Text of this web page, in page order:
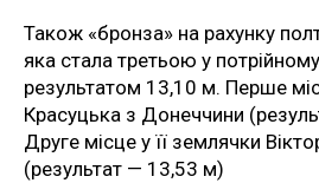
Також «бронза» на рахунку
яка стала третьою у
результатом 13,10 м. Перше
Красуцька з Донеччини
Друге місце у її землячки
(результат — 13,53 м)